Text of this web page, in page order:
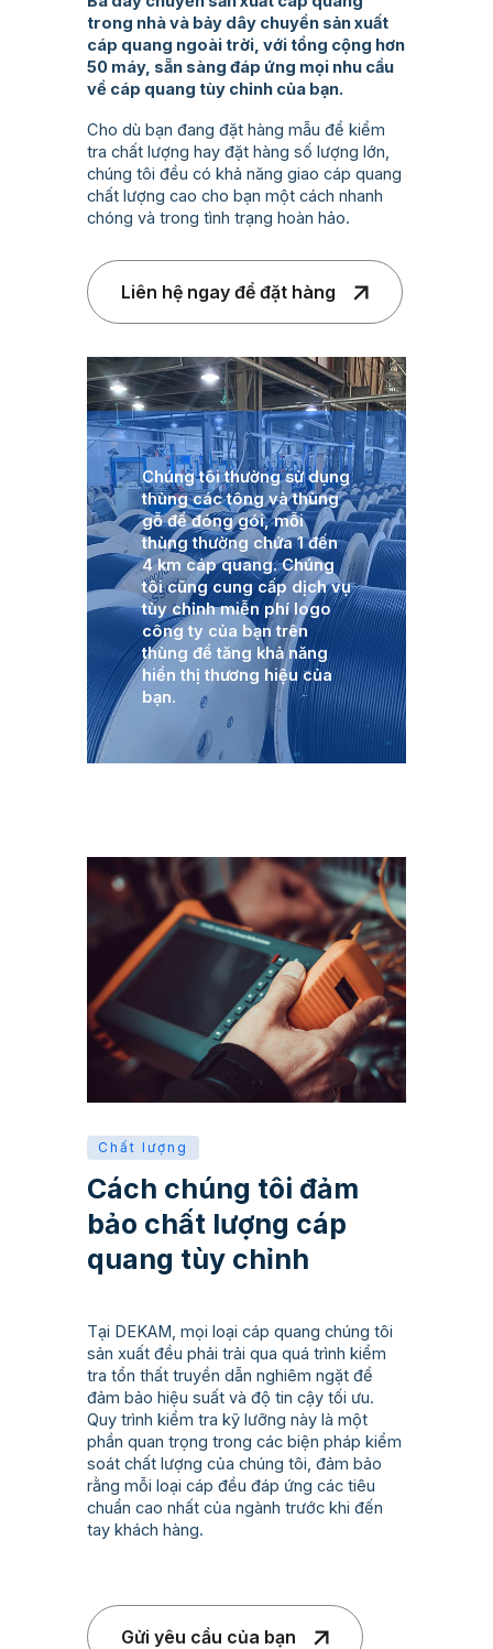
trong nhà và bảy dây chuyền sản xuất
cáp quang ngoài trời, với tổng cộng hơn
50 máy, sẵn sàng đáp ứng mọi nhu cầu
về cáp quang tùy chỉnh của bạn.
Cho dù bạn đang đặt hàng mẫu để kiểm
tra chất lượng hay đặt hàng số lượng lớn,
chúng tôi đều có khả năng giao cáp quang
chất lượng cao cho bạn một cách nhanh
chóng và trong tình trạng hoàn hảo.
Liên hệ ngay để đặt hàng
Chúng tôi thường sử dụng
thùng các tông và thùng
gỗ để đóng gói, mỗi
thùng thường chứa 1 đến
4 km cáp quang. Chúng
tôi cũng cung cấp dịch vụ
tùy chỉnh miễn phí logo
công ty của bạn trên
thùng để tăng khả năng
hiển thị thương hiệu của
bạn.
Chất lượng
Cách chúng tôi đảm
bảo chất lượng cáp
quang tùy chỉnh
Tại DEKAM, mọi loại cáp quang chúng tôi
sản xuất đều phải trải qua quá trình kiểm
tra tổn thất truyền dẫn nghiêm ngặt để
đảm bảo hiệu suất và độ tin cậy tối ưu.
Quy trình kiểm tra kỹ lưỡng này là một
phần quan trọng trong các biện pháp kiểm
soát chất lượng của chúng tôi, đảm bảo
rằng mỗi loại cáp đều đáp ứng các tiêu
chuẩn cao nhất của ngành trước khi đến
tay khách hàng.
Gửi yêu cầu của bạn